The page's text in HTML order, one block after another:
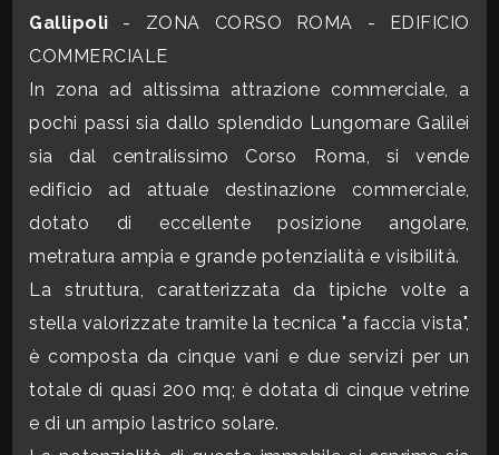
Gallipoli - ZONA CORSO ROMA - EDIFICIO
COMMERCIALE
In zona ad altissima attrazione commerciale, a
pochi passi sia dallo splendido Lungomare Galilei
sia dal centralissimo Corso Roma, si vende
edificio ad attuale destinazione commerciale,
dotato di eccellente posizione angolare,
metratura ampia e grande potenzialità e visibilità.
La struttura, caratterizzata da tipiche volte a
stella valorizzate tramite la tecnica "a faccia vista",
è composta da cinque vani e due servizi per un
totale di quasi 200 mq; è dotata di cinque vetrine
e di un ampio lastrico solare.
CONTATTI
Commerciali
Industriali
Terreni
Prezzo